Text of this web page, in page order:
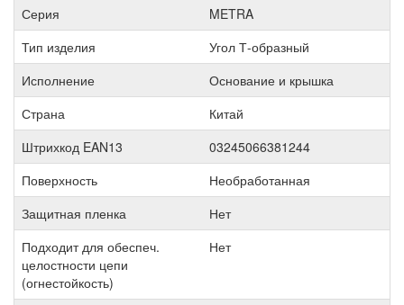
Серия
METRA
Тип изделия
Угол Т-образный
Исполнение
Основание и крышка
Страна
Китай
Штрихкод EAN13
03245066381244
Поверхность
Необработанная
Защитная пленка
Нет
Подходит для обеспеч.
целостности цепи
(огнестойкость)
Нет